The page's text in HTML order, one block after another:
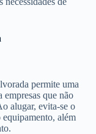
permite uma
que não
alugar, evita-se o
além